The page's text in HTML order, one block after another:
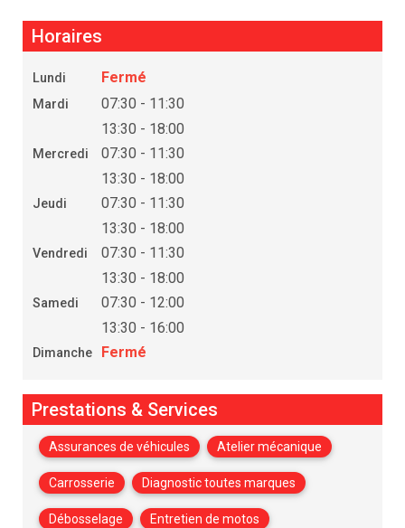
Horaires
Lundi Fermé
Mardi
07:30 - 11:30
13:30 - 18:00
Mercredi
07:30 - 11:30
13:30 - 18:00
Jeudi
07:30 - 11:30
13:30 - 18:00
Vendredi
07:30 - 11:30
13:30 - 18:00
Samedi
07:30 - 12:00
13:30 - 16:00
Dimanche Fermé
Prestations & Services
Assurances de véhicules Atelier mécanique
Carrosserie Diagnostic toutes marques
Débosselage Entretien de motos